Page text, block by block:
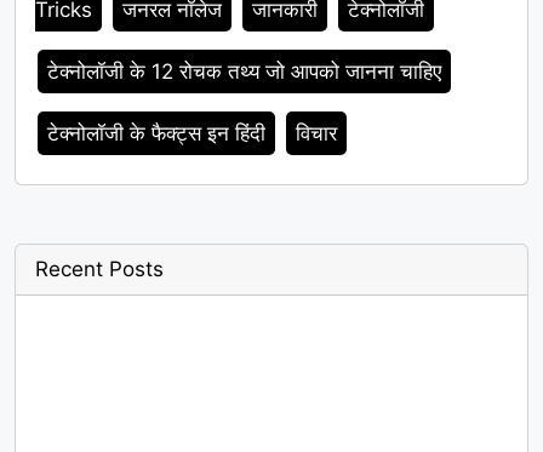
Tricks जनरल नॉलेज जानकारी टेक्नोलॉजी
टेक्नोलॉजी के 12 रोचक तथ्य जो आपको जानना चाहिए
टेक्नोलॉजी के फैक्ट्स इन हिंदी विचार
Recent Posts